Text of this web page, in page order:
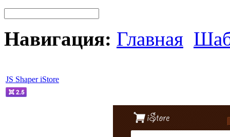
Навигация: Главная
JS Shaper iStore